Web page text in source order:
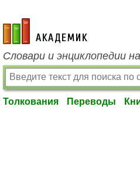
academic.ru
Словари и энциклопедии
Толкования Переводы